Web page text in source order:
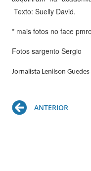
Texto: Suelly David.
* mais fotos no face pmro
Fotos sargento Sergio
Jornalista Lenilson Guedes
Prev
ANTERIOR